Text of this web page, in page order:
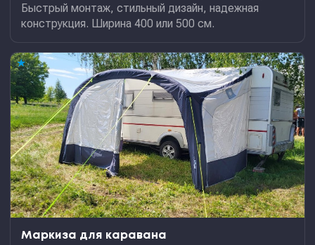
Быстрый монтаж, стильный дизайн, надежная
конструкция. Ширина 400 или 500 см.
★
Маркиза для каравана